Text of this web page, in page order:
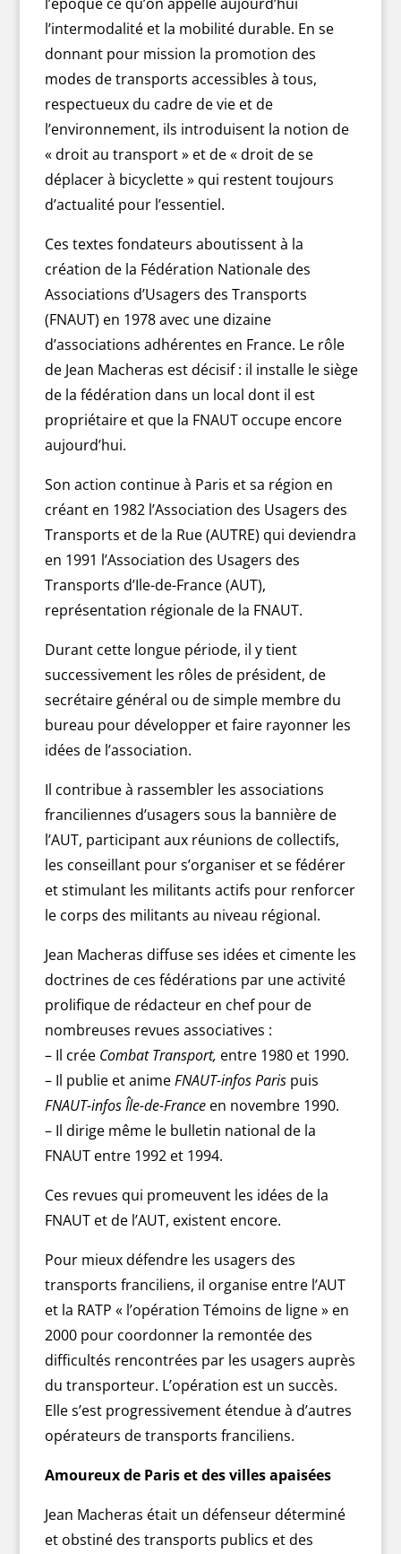
l’époque ce qu’on appelle aujourd’hui
l’intermodalité et la mobilité durable. En se
donnant pour mission la promotion des
modes de transports accessibles à tous,
respectueux du cadre de vie et de
l’environnement, ils introduisent la notion de
« droit au transport » et de « droit de se
déplacer à bicyclette » qui restent toujours
d’actualité pour l’essentiel.
Ces textes fondateurs aboutissent à la
création de la Fédération Nationale des
Associations d’Usagers des Transports
(FNAUT) en 1978 avec une dizaine
d’associations adhérentes en France. Le rôle
de Jean Macheras est décisif : il installe le siège
de la fédération dans un local dont il est
propriétaire et que la FNAUT occupe encore
aujourd’hui.
Son action continue à Paris et sa région en
créant en 1982 l’Association des Usagers des
Transports et de la Rue (AUTRE) qui deviendra
en 1991 l’Association des Usagers des
Transports d’Ile-de-France (AUT),
représentation régionale de la FNAUT.
Durant cette longue période, il y tient
successivement les rôles de président, de
secrétaire général ou de simple membre du
bureau pour développer et faire rayonner les
idées de l’association.
Il contribue à rassembler les associations
franciliennes d’usagers sous la bannière de
l’AUT, participant aux réunions de collectifs,
les conseillant pour s’organiser et se fédérer
et stimulant les militants actifs pour renforcer
le corps des militants au niveau régional.
Jean Macheras diffuse ses idées et cimente les
doctrines de ces fédérations par une activité
prolifique de rédacteur en chef pour de
nombreuses revues associatives :
– Il crée Combat Transport, entre 1980 et 1990.
– Il publie et animeFNAUT-infos Parispuis
FNAUT-infos Île-de-Franceen novembre 1990.
– Il dirige même le bulletin national de la
FNAUT entre 1992 et 1994.
Ces revues qui promeuvent les idées de la
FNAUT et de l’AUT, existent encore.
Pour mieux défendre les usagers des
transports franciliens, il organise entre l’AUT
et la RATP « l’opération Témoins de ligne » en
2000 pour coordonner la remontée des
difficultés rencontrées par les usagers auprès
du transporteur. L’opération est un succès.
Elle s’est progressivement étendue à d’autres
opérateurs de transports franciliens.
Amoureux de Paris et des villes apaisées
Jean Macheras était un défenseur déterminé
et obstiné des transports publics et des